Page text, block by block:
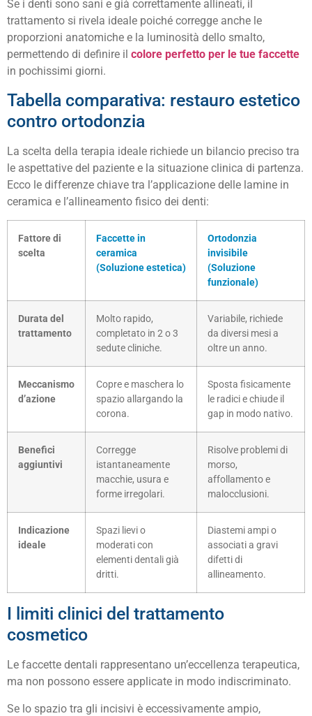
Se i denti sono sani e già correttamente allineati, il
trattamento si rivela ideale poiché corregge anche le
proporzioni anatomiche e la luminosità dello smalto,
permettendo di definire il colore perfetto per le tue faccette
in pochissimi giorni.
Tabella comparativa: restauro estetico
contro ortodonzia
La scelta della terapia ideale richiede un bilancio preciso tra
le aspettative del paziente e la situazione clinica di partenza.
Ecco le differenze chiave tra l’applicazione delle lamine in
ceramica e l’allineamento fisico dei denti:
Fattore di
scelta
Faccette in
ceramica
(Soluzione estetica)
Ortodonzia
invisibile
(Soluzione
funzionale)
Durata del
trattamento
Molto rapido,
completato in 2 o 3
sedute cliniche.
Variabile, richiede
da diversi mesi a
oltre un anno.
Meccanismo
d’azione
Copre e maschera lo
spazio allargando la
corona.
Sposta fisicamente
le radici e chiude il
gap in modo nativo.
Benefici
aggiuntivi
Corregge
istantaneamente
macchie, usura e
forme irregolari.
Risolve problemi di
morso,
affollamento e
malocclusioni.
Indicazione
ideale
Spazi lievi o
moderati con
elementi dentali già
dritti.
Diastemi ampi o
associati a gravi
difetti di
allineamento.
I limiti clinici del trattamento
cosmetico
Le faccette dentali rappresentano un’eccellenza terapeutica,
ma non possono essere applicate in modo indiscriminato.
Se lo spazio tra gli incisivi è eccessivamente ampio,